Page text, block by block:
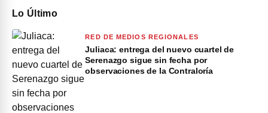
Lo Último
RED DE MEDIOS REGIONALES
Juliaca: entrega del nuevo cuartel de
Serenazgo sigue sin fecha por
observaciones de la Contraloría